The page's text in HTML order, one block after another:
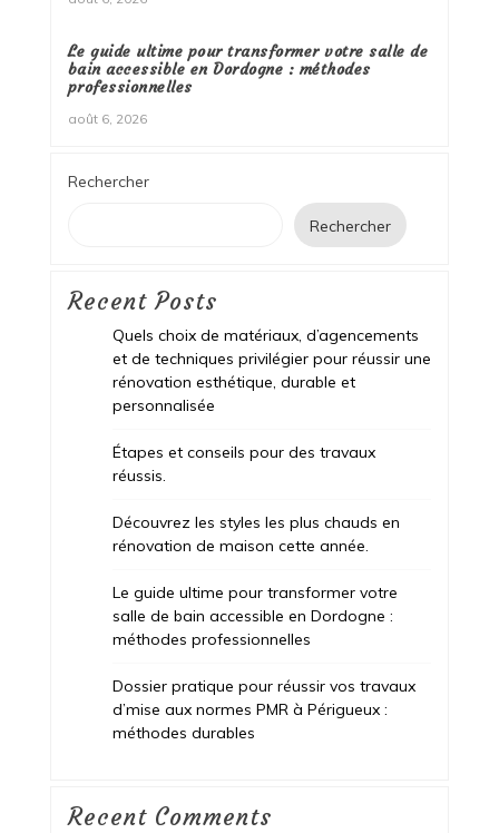
Le guide ultime pour transformer votre salle de
bain accessible en Dordogne : méthodes
professionnelles
août 6, 2026
Rechercher
Rechercher
Recent Posts
Quels choix de matériaux, d’agencements
et de techniques privilégier pour réussir une
rénovation esthétique, durable et
personnalisée
Étapes et conseils pour des travaux
réussis.
Découvrez les styles les plus chauds en
rénovation de maison cette année.
Le guide ultime pour transformer votre
salle de bain accessible en Dordogne :
méthodes professionnelles
Dossier pratique pour réussir vos travaux
d’mise aux normes PMR à Périgueux :
méthodes durables
Recent Comments